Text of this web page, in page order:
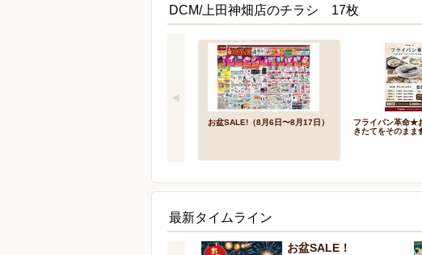
DCM/上田神畑店のチラシ 17枚
お盆SALE!（8月6日〜8月17日）
フライパン革命★
きたてをそのまま
最新タイムライン
お盆SALE！